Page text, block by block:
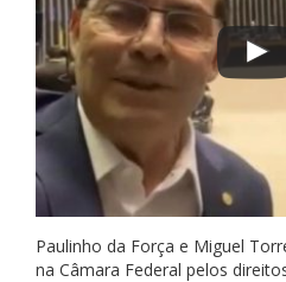
Paulinho da Força e Miguel
na Câmara Federal pelos